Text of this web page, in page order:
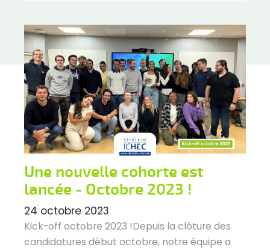
Une nouvelle cohorte est
lancée - Octobre 2023 !
24 octobre 2023
Kick-off octobre 2023 !Depuis la clôture des
candidatures début octobre, notre équipe a